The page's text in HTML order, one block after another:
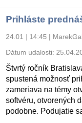
Prihláste
24.01 | 14:45 |
Dátum udalosti:
Štvrtý ročník
spustená možnosť
zameriava na témy
softvéru, otvorených
podobne. Podujatie